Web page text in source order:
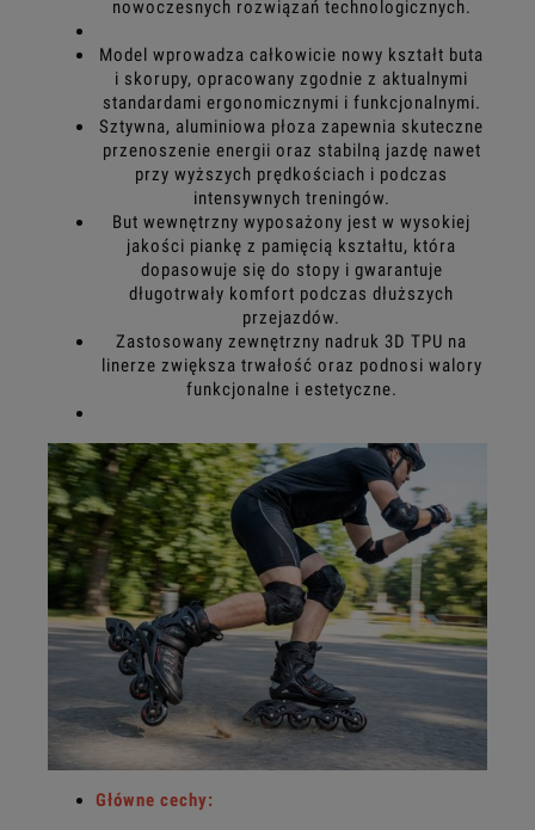
nowoczesnych rozwiązań technologicznych.
Model wprowadza całkowicie nowy kształt buta
i skorupy, opracowany zgodnie z aktualnymi
standardami ergonomicznymi i funkcjonalnymi.
Sztywna, aluminiowa płoza zapewnia skuteczne
przenoszenie energii oraz stabilną jazdę nawet
przy wyższych prędkościach i podczas
intensywnych treningów.
But wewnętrzny wyposażony jest w wysokiej
jakości piankę z pamięcią kształtu, która
dopasowuje się do stopy i gwarantuje
długotrwały komfort podczas dłuższych
przejazdów.
Zastosowany zewnętrzny nadruk 3D TPU na
linerze zwiększa trwałość oraz podnosi walory
funkcjonalne i estetyczne.
Główne cechy: